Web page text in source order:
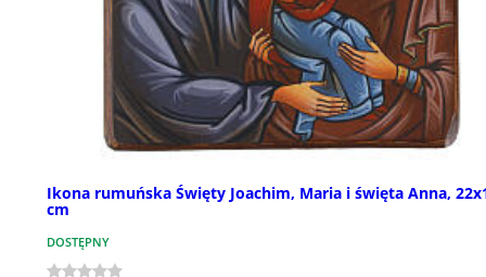
Ikona rumuńska Święty Joachim, Maria i święta Anna,
cm
DOSTĘPNY